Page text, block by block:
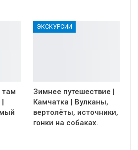
там
|
ЭКСКУРСИИ
Зимнее путешествие |
Камчатка | Вулканы,
вертолёты, источники,
гонки на собаках.